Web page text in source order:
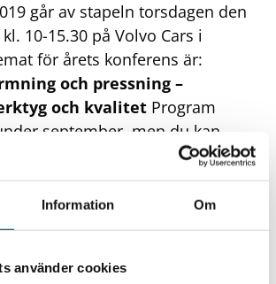
Information Om
använder cookies
går av stapeln torsdagen den
10-15.30 på Volvo Cars i
för årets konferens är:
och pressning –
och kvalitet Program
september, men du kan
din plats på konferensen via:
seminarier/3724-
Varmt välkommen!
mer om tidigare års Techtank